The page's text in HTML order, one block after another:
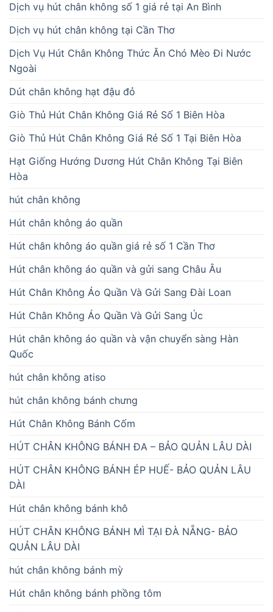
Dịch vụ hút chân không số 1 giá rẻ tại An Bình
Dịch vụ hút chân không tại Cần Thơ
Dịch Vụ Hút Chân Không Thức Ăn Chó Mèo Đi Nước
Ngoài
Dút chân không hạt đậu đỏ
Giò Thủ Hút Chân Không Giá Rẻ Số 1 Biên Hòa
Giò Thủ Hút Chân Không Giá Rẻ Số 1 Tại Biên Hòa
Hạt Giống Hướng Dương Hút Chân Không Tại Biên
Hòa
hút chân không
Hút chân không áo quần
Hút chân không áo quần giá rẻ số 1 Cần Thơ
Hút chân không áo quần và gửi sang Châu Âu
Hút Chân Không Áo Quần Và Gửi Sang Đài Loan
Hút Chân Không Áo Quần Và Gửi Sang Úc
Hút chân không áo quần và vận chuyển sàng Hàn
Quốc
hút chân không atiso
hút chân không bánh chưng
Hút Chân Không Bánh Cốm
HÚT CHÂN KHÔNG BÁNH ĐA – BẢO QUẢN LÂU DÀI
HÚT CHÂN KHÔNG BÁNH ÉP HUẾ- BẢO QUẢN LÂU
DÀI
Hút chân không bánh khô
HÚT CHÂN KHÔNG BÁNH MÌ TẠI ĐÀ NẴNG- BẢO
QUẢN LÂU DÀI
hút chân không bánh mỳ
Hút chân không bánh phồng tôm